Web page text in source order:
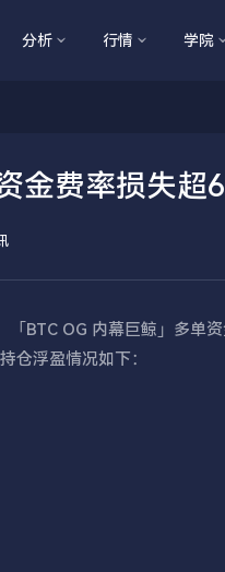
分析 行情 学院
金费率损失
BTC OG 内幕巨鲸」多单
仓浮盈情况如下：